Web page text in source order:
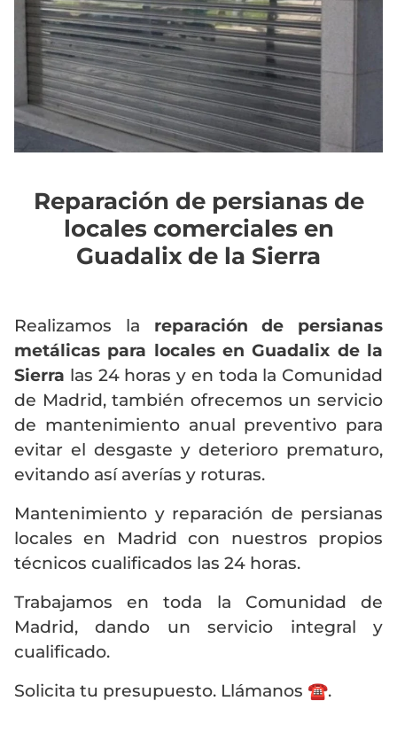
Reparación de persianas de
locales comerciales en
Guadalix de la Sierra
Realizamos la reparación de persianas
metálicas para locales en Guadalix de la
Sierra las 24 horas y en toda la Comunidad
de Madrid, también ofrecemos un servicio
de mantenimiento anual preventivo para
evitar el desgaste y deterioro prematuro,
evitando así averías y roturas.
Mantenimiento y reparación de persianas
locales en Madrid con nuestros propios
técnicos cualificados las 24 horas.
Trabajamos en toda la Comunidad de
Madrid, dando un servicio integral y
cualificado.
Solicita tu presupuesto. Llámanos ☎️.